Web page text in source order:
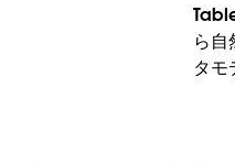
を利用しながらパフォ
管理者インサイトはベ
ションセンター
データオーケストレー
ら自
タモ